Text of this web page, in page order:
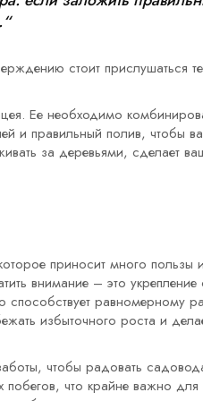
стоит прислушаться
Ее необходимо
и правильный полив, чтобы
за деревьями, сделает
приносит много пользы
внимание – это укрепление
равномерному
избыточного роста и
чтобы радовать
побегов, что крайне важно